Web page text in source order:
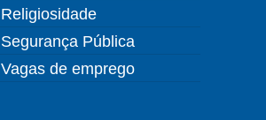
Religiosidade
Segurança Pública
Vagas de emprego